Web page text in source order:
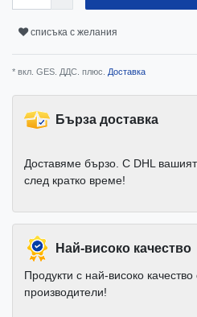
списъка с желания
* вкл. GES. ДДС. плюс. Доставка
Бърза доставка
Доставяме бързо. С DHL
след кратко време!
Най-високо качество
Продукти с най-високо
производители!